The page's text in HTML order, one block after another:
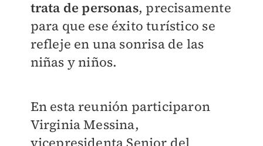
trata de personas, precisamente
para que ese éxito turístico se
refleje en una sonrisa de las
niñas y niños.
En esta reunión participaron
Virginia Messina,